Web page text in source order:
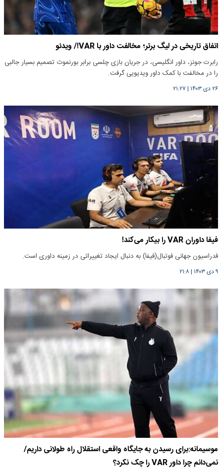
اتفاق تاریخی در لیگ برتر؛ مخالفت داور با VAR!/ ویدئو
رابرت جونز، داور انگلیسی، در جریان بازی چلسی برابر بورنموث تصمیم بسیار جالبی
را در مخالفت با کمک داور ویدیویی گرفت.
۲۶ دی ۱۴۰۳ | ۲۱:۲۷
فیفا داوران VAR را بیکار می‌کند!
فدراسیون جهانی فوتبال(فیفا) به دنبال ایجاد تغییراتی در زمینه داوری است.
۹ دی ۱۴۰۳ |۲۱:۸
موسیمانه:برای رسیدن به جایگاه واقعی استقلال راه طولانی داریم/
نمی‌دانم چرا داور VAR را چک نکرد؟